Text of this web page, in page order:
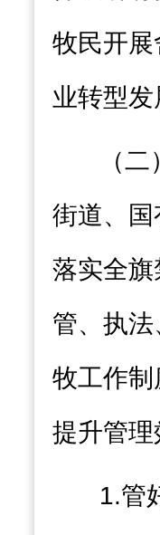
牧民开
业转型发
（
街道、
落实全
管、执
牧工作制
提升管理
1.管